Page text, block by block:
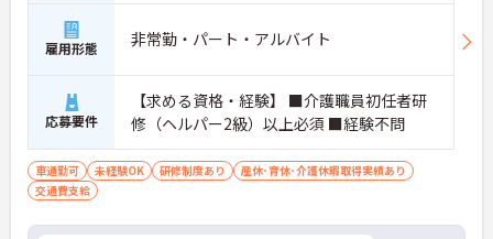
雇用形態 非常勤・パート・アルバイト
応募要件
【求める資格・経験】 ■介護職員初任者研
修（ヘルパー2級）以上必須 ■経験不問
車通勤可 未経験OK 研修制度あり
産休･育休･介護休暇取得実績あり
交通費支給